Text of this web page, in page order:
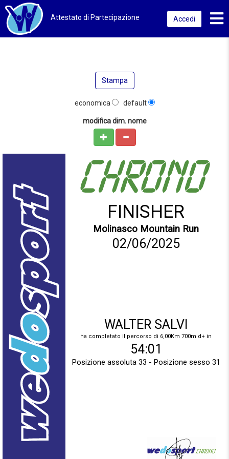
Attestato di Partecipazione Accedi
Stampa
economica default
modifica dim. nome
FINISHER
Molinasco Mountain Run
WALTER SALVI
ha completato il percorso di 6,00Km 700m d+ in
Posizione assoluta 33 - Posizione sesso 31
54:01
02/06/2025